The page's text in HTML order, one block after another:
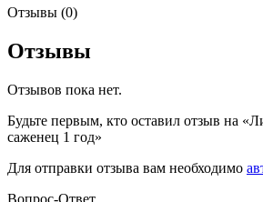
Отзывы (0)
Отзывы
Отзывов пока нет.
Будьте первым, кто оставил отзыв на
саженец 1 год»
Для отправки отзыва вам необходимо
Вопрос-Ответ